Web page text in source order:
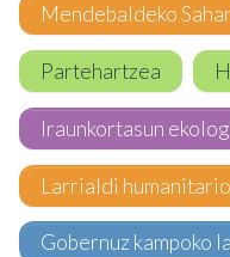
Mendebaldeko
Partehartzea
Iraunkortasun
Larrialdi
Gobernuz kampoko